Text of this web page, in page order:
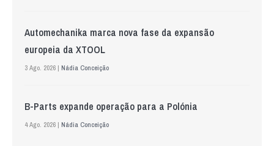
Automechanika marca nova fase da expansão
europeia da XTOOL
3 Ago. 2026 | Nádia Conceição
B-Parts expande operação para a Polónia
4 Ago. 2026 | Nádia Conceição